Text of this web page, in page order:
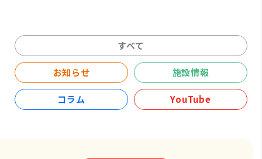
すべて
お知らせ 施設情報
コラム YouTube